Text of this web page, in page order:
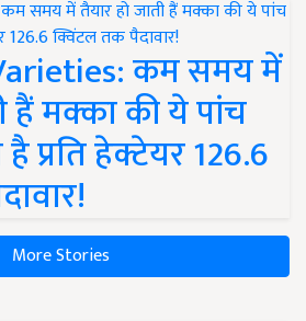
कम समय में
हैं मक्का की ये पांच
प्रति हेक्टेयर 126.6
More Stories